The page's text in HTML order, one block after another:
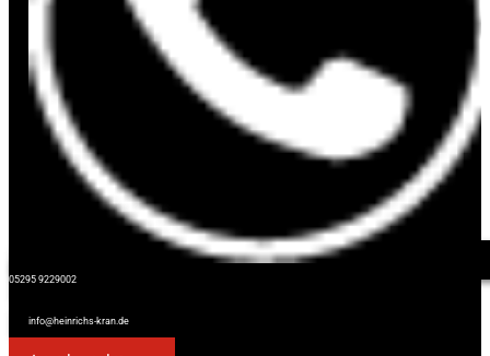
05295 9229002
info@heinrichs-kran.de